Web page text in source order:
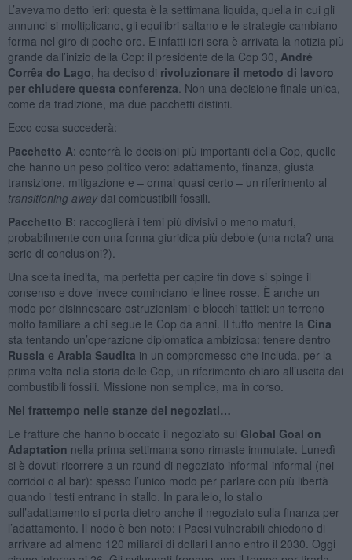
L’avevamo detto ieri: questa è la settimana liquida, quella in cui gli
annunci si moltiplicano, gli equilibri saltano e le strategie cambiano
forma nel giro di poche ore. E infatti ieri sera è arrivata la notizia più
grande dall’inizio della Cop: il presidente della Cop 30, André
Corrêa do Lago , ha deciso di rivoluzionare il metodo di lavoro
per chiudere questa conferenza . Non una decisione finale unica,
come da tradizione, ma due pacchetti distinti.
Ecco cosa succederà:
Pacchetto A: conterrà le decisioni più importanti della Cop, quelle
che hanno un peso politico vero: adattamento, finanza, giusta
transizione, mitigazione e – ormai quasi certo – un riferimento al
transitioning awaydai combustibili fossili.
Pacchetto B: raccoglierà i temi più divisivi o meno maturi,
probabilmente con una forma giuridica più debole (una nota? una
serie di conclusioni?).
Una scelta inedita, ma perfetta per capire fin dove si spinge il
consenso e dove invece cominciano le linee rosse. È anche un
modo per disinnescare ostruzionismi e blocchi tattici: un terreno
molto familiare a chi segue le Cop da anni. Il tutto mentre la Cina
sta tentando un’operazione diplomatica ambiziosa: tenere dentro
Russia e Arabia Saudita in un compromesso che includa, per la
prima volta nella storia delle Cop, un riferimento chiaro all’uscita dai
combustibili fossili. Missione non semplice, ma in corso.
Nel frattempo nelle stanze dei negoziati…
Le fratture che hanno bloccato il negoziato sul Global Goal on
Adaptation nella prima settimana sono rimaste immutate. Lunedì
si è dovuti ricorrere a un round di negoziato informal-informal (nei
corridoi o al bar): spesso l’unico modo per parlare con più libertà
quando i testi entrano in stallo. In parallelo, lo stallo
sull’adattamento si porta dietro anche il negoziato sulla finanza per
l’adattamento. Il nodo è ben noto: i Paesi vulnerabili chiedono di
arrivare ad almeno 120 miliardi di dollari l’anno entro il 2030. Oggi